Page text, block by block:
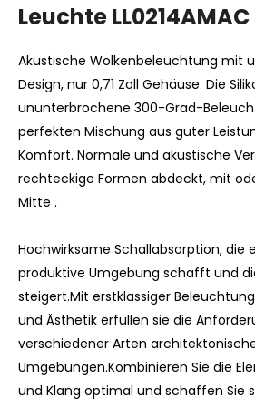
Leuchte LL0214AMAC
Akustische Wolkenbeleuchtung mit
Design, nur 0,71 Zoll Gehäuse. Die
ununterbrochene 300-Grad-
perfekten Mischung aus guter
Komfort. Normale und akustische
rechteckige Formen abdeckt, mit
Mitte .
Hochwirksame Schallabsorption, die
produktive Umgebung schafft und
steigert.Mit erstklassiger
und Ästhetik erfüllen sie die
verschiedener Arten
Umgebungen.Kombinieren Sie die
und Klang optimal und schaffen Sie